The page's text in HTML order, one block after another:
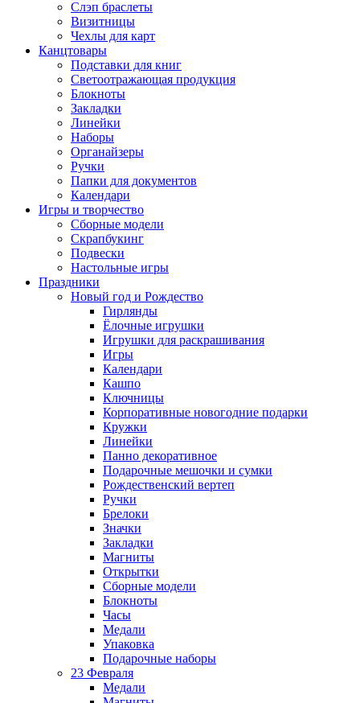
Слэп браслеты
Визитницы
Чехлы для карт
Канцтовары
Подставки для книг
Светоотражающая продукция
Блокноты
Закладки
Линейки
Наборы
Органайзеры
Ручки
Папки для документов
Календари
Игры и творчество
Сборные модели
Скрапбукинг
Подвески
Настольные игры
Праздники
Новый год и Рождество
Гирлянды
Ёлочные игрушки
Игрушки для раскрашивания
Игры
Календари
Кашпо
Ключницы
Корпоративные новогодние подарки
Кружки
Линейки
Панно декоративное
Подарочные мешочки и сумки
Рождественский вертеп
Ручки
Брелоки
Значки
Закладки
Магниты
Открытки
Сборные модели
Блокноты
Часы
Медали
Упаковка
Подарочные наборы
23 Февраля
Медали